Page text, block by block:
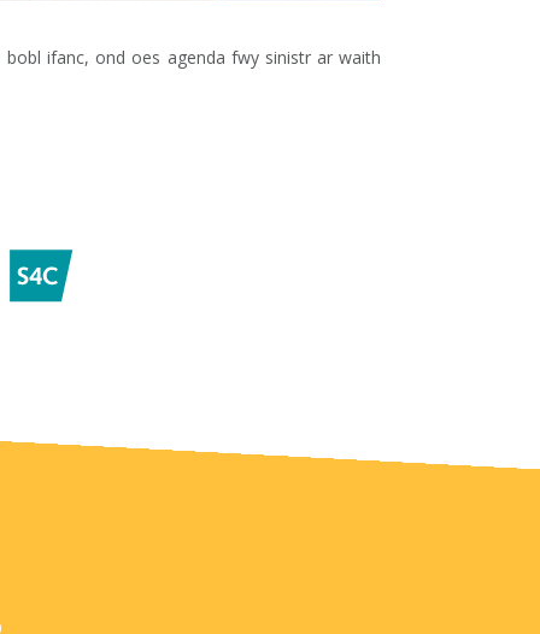
ifanc, ond oes agenda fwy sinistr ar waith